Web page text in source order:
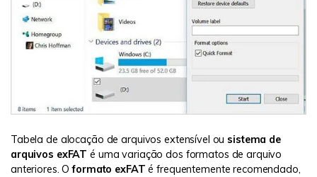
UBackit - Backup de Dados
Tabela de alocação de arquivos extensível ou sistema de
arquivos exFAT é uma variação dos formatos de arquivo
anteriores. Oformato exFAT é frequentemente recomendado,